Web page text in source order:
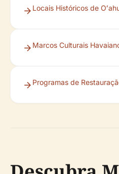
Locais Históricos de
Marcos Culturais
Programas de